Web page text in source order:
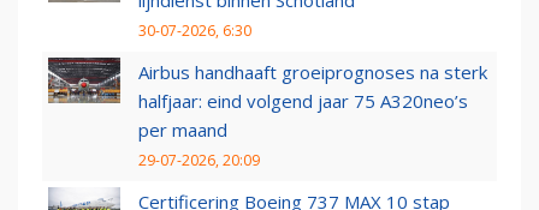
30-07-2026, 6:30
Airbus handhaaft groeiprognoses na sterk
halfjaar: eind volgend jaar 75 A320neo’s
per maand
29-07-2026, 20:09
Certificering Boeing 737 MAX 10 stap